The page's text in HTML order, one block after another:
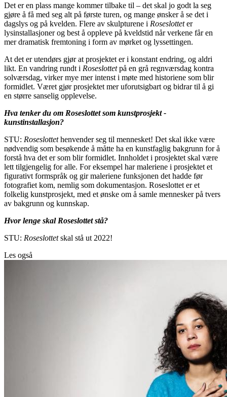
Det er en plass mange kommer tilbake til – det skal jo godt la seg
gjøre å få med seg alt på første turen, og mange ønsker å se det i
dagslys og på kvelden. Flere av skulpturene i Roseslotteter
lysinstallasjoner og best å oppleve på kveldstid når verkene får en
mer dramatisk fremtoning i form av mørket og lyssettingen.
At det er utendørs gjør at prosjektet er i konstant endring, og aldri
likt. En vandring rundt i Roseslottetpå en grå regnværsdag kontra
solværsdag, virker mye mer intenst i møte med historiene som blir
formidlet. Været gjør prosjektet mer uforutsigbart og bidrar til å gi
en større sanselig opplevelse.
Hva tenker du om Roseslottet som kunstprosjekt -
kunstinstallasjon?
STU: Roseslottethenvender seg til mennesket! Det skal ikke være
nødvendig som besøkende å måtte ha en kunstfaglig bakgrunn for å
forstå hva det er som blir formidlet. Innholdet i prosjektet skal være
lett tilgjengelig for alle. For eksempel har maleriene i prosjektet et
figurativt formspråk og gir maleriene funksjonen det hadde før
fotografiet kom, nemlig som dokumentasjon. Roseslottet er et
folkelig kunstprosjekt, med et ønske om å samle mennesker på tvers
av bakgrunn og kunnskap.
Hvor lenge skal Roseslottet stå?
STU: Roseslottetskal stå ut 2022!
Les også